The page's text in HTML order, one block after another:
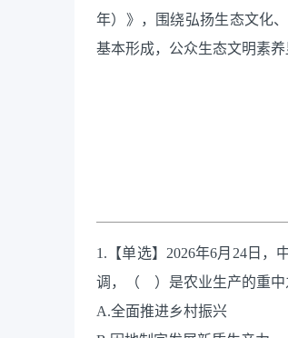
年）》，围绕弘扬生态文化
基本形成，公众生态文明素养
1.【单选】2026年6月24日
调，（ ）是农业生产的重中
A.全面推进乡村振兴